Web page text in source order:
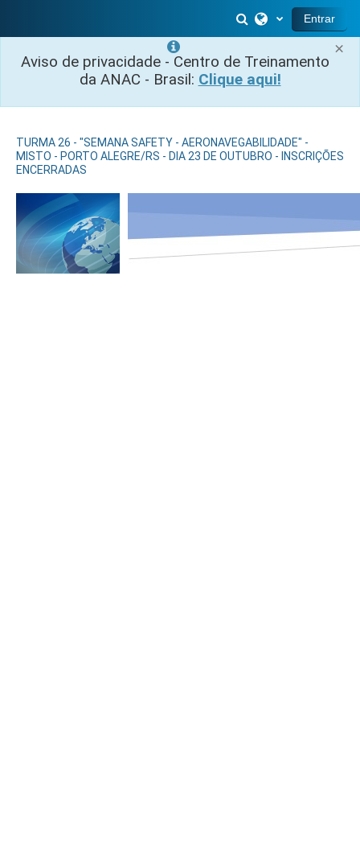
×
Aviso de privacidade - Centro de Treinamento
da ANAC - Brasil: Clique aqui!
Alternar entrada
Entrar
TURMA 26 - "SEMANA SAFETY - AERONAVEGABILIDADE" -
MISTO - PORTO ALEGRE/RS - DIA 23 DE OUTUBRO - INSCRIÇÕES
ENCERRADAS